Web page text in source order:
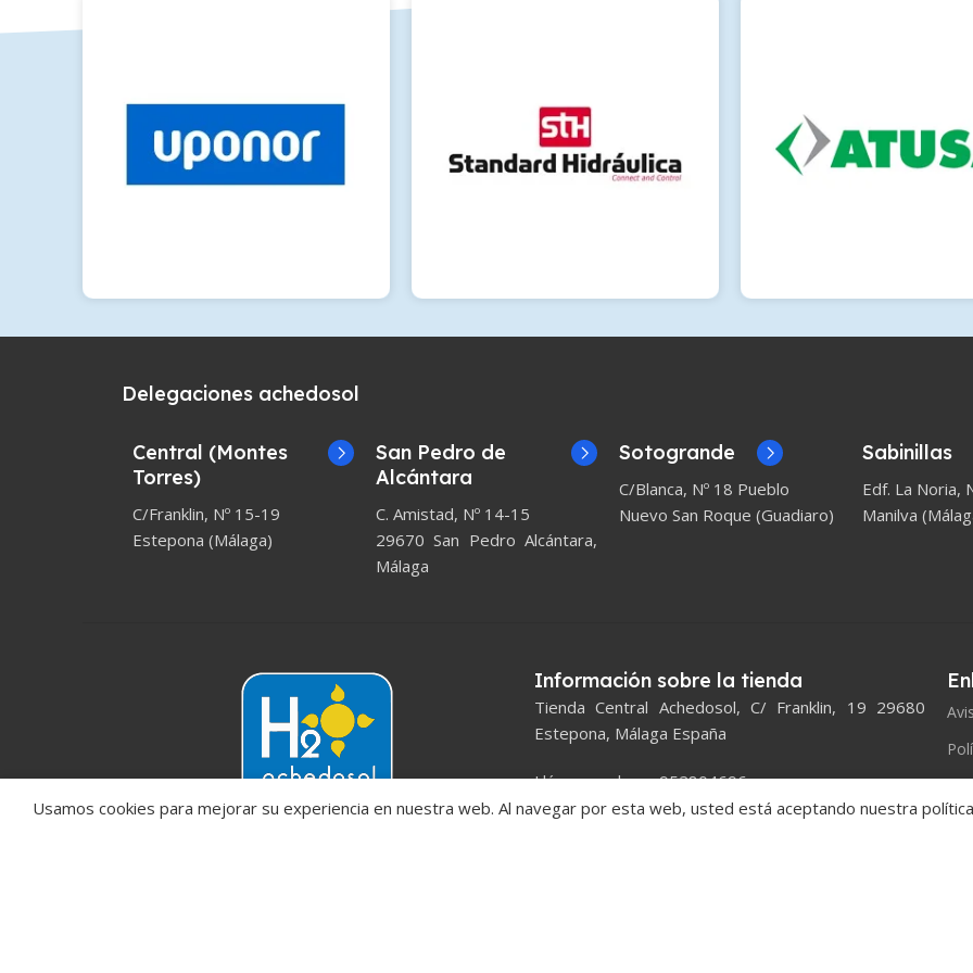
Delegaciones achedosol
Central (Montes
Torres)
C/Franklin, Nº 15-19
Estepona (Málaga)
San Pedro de
Alcántara
C. Amistad, Nº 14-15
29670 San Pedro Alcántara,
Málaga
Sotogrande
C/Blanca, Nº 18 Pueblo
Nuevo San Roque (Guadiaro)
Sabinillas
Edf. La Noria,
Manilva
Información sobre la tienda
Tienda Central Achedosol, C/ Franklin, 19 29680
Estepona, Málaga España
Llámanos ahora: 952804696
Usamos cookies para mejorar su experiencia en nuestra web. Al navegar por esta web, usted está aceptando nuestra